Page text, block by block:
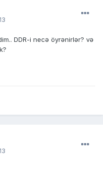
DDR-i necə öyrənirlər? və